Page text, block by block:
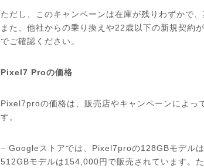
ただし、このキャンペーンは在庫が残りわずかで
また、他社からの乗り換えや22歳以下の新規契約
でご確認ください。
Pixel7 Proの価格
Pixel7proの価格は、販売店やキャンペーンによっ
す。
– Googleストアでは、Pixel7proの128GBモデル
512GBモデルは154,000円で販売されています。